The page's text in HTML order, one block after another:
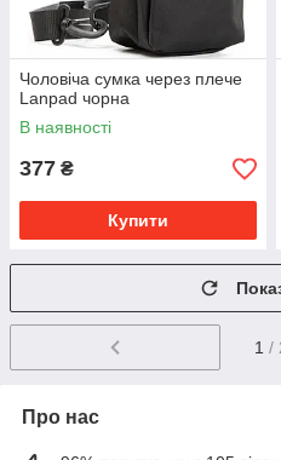
Чоловіча сумка через плече
Lanpad чорна
В наявності
377 ₴
Купити
1 /
Про нас